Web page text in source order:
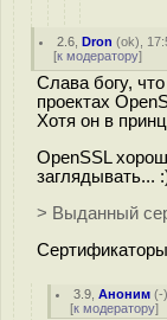
2.6 ,Dron (ok),
[к модератору]
Слава богу,
проектах
Хотя он в
OpenSSL
заглядывать...
> Выданный
3.9 ,Аноним (-
[к модератору]